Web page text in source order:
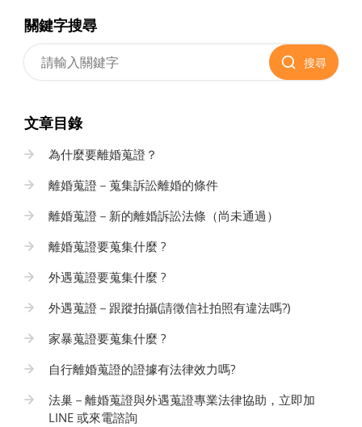
關鍵字搜尋
搜尋
文章目錄
為什麼要離婚蒐證？
離婚蒐證－蒐集訴訟離婚的條件
離婚蒐證－新的離婚訴訟法條（尚未通過）
離婚蒐證要蒐集什麼 ?
外遇蒐證要蒐集什麼 ?
外遇蒐證－跟蹤拍攝(請徵信社拍照有違法嗎?)
家暴蒐證要蒐集什麼 ?
自行離婚蒐證的證據有法律效力嗎?
法巢－離婚蒐證與外遇蒐證專業法律協助，立即加
LINE 或來電諮詢